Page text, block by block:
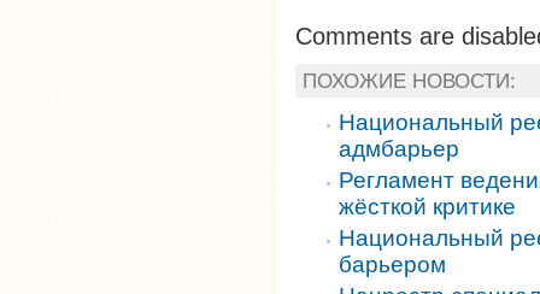
Comments are
ПОХОЖИЕ НОВОСТИ:
Национальный
адмбарьер
Регламент
жёсткой критике
Национальный
барьером